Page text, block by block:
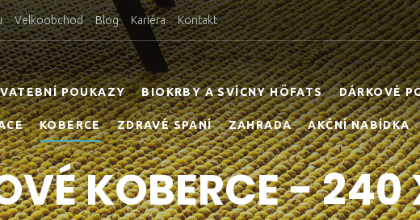
Velkoobchod Blog Kariéra Kontakt
POUKAZY BIOKRBY A SVÍCNY HÖFATS DÁRKOVÉ
KOBERCE ZDRAVÉ SPANÍ ZAHRADA AKČNÍ NABÍDKA
KOBERCE -